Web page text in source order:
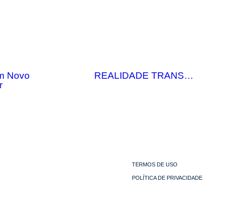
Novo
REALIDADE TRANS…
TERMOS DE USO
POLÍTICA DE PRIVACIDADE